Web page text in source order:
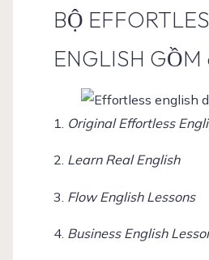
BỘ
ENGLISH GỒM
1. Original Effortless
2. Learn Real English
3. Flow English Lessons
4. Business English